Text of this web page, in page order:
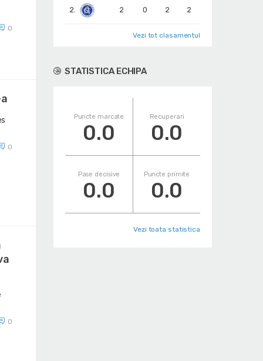
0
0
0
2. 2 0 2 2
Vezi tot clasamentul
STATISTICA ECHIPA
Puncte marcate
0.0
Recuperari
0.0
Pase decisive
0.0
Puncte primite
0.0
Vezi toata statistica